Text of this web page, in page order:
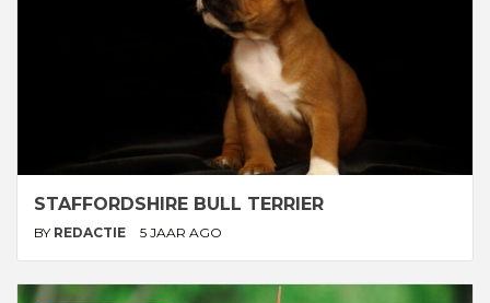
STAFFORDSHIRE BULL TERRIER
BY REDACTIE 5 JAAR AGO